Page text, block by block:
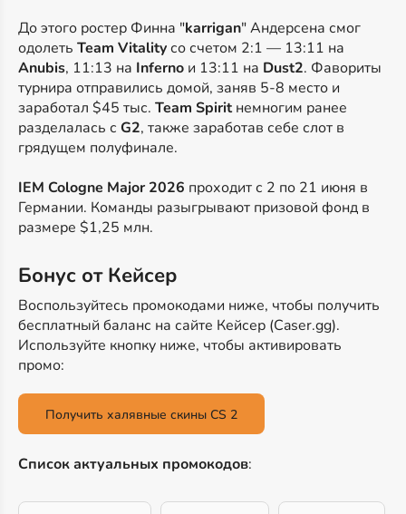
До этого ростер Финна "karrigan" Андерсена смог
одолеть Team Vitalityсо счетом 2:1 — 13:11 на
Anubis, 11:13 на Inferno и 13:11 на Dust2. Фавориты
турнира отправились домой, заняв 5-8 место и
заработал $45 тыс. Team Spiritнемногим ранее
разделалась с G2, также заработав себе слот в
грядущем полуфинале.
IEM Cologne Major 2026 проходит с 2 по 21 июня в
Германии. Команды разыгрывают призовой фонд в
размере $1,25 млн.
Бонус от Кейсер
Воспользуйтесь промокодами ниже, чтобы получить
бесплатный баланс на сайте Кейсер (Caser.gg).
Используйте кнопку ниже, чтобы активировать
промо:
Получить халявные скины CS 2
Список актуальных промокодов: